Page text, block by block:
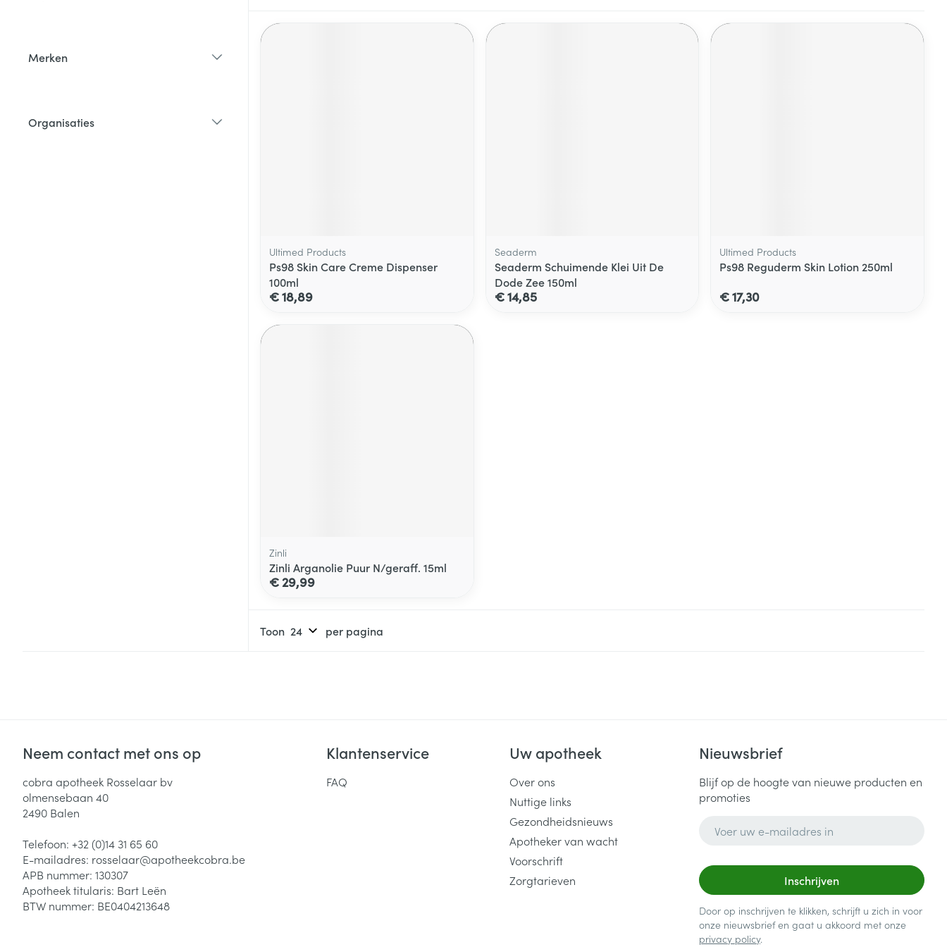
Merken
Organisaties
Ultimed Products
Ps98 Skin Care Creme Dispenser
100ml
€ 18,89
Seaderm
Seaderm Schuimende Klei Uit De
Dode Zee 150ml
€ 14,85
Ultimed Products
Ps98 Reguderm Skin Lotion 250ml
€ 17,30
Zinli
Zinli Arganolie Puur N/geraff. 15ml
€ 29,99
Toon per pagina
Neem contact met ons op
cobra apotheek Rosselaar bv
olmensebaan 40
2490 Balen
Telefoon: +32 (0)14 31 65 60
E-mailadres: rosselaar@apotheekcobra.be
APB nummer: 130307
Apotheek titularis: Bart Leën
BTW nummer: BE0404213648
Klantenservice
FAQ
Uw apotheek
Over ons
Nuttige links
Gezondheidsnieuws
Apotheker van wacht
Voorschrift
Zorgtarieven
Nieuwsbrief
Blijf op de hoogte van nieuwe producten en
promoties
Inschrijven
Door op inschrijven te klikken, schrijft u zich in voor
onze nieuwsbrief en gaat u akkoord met onze
privacy policy.